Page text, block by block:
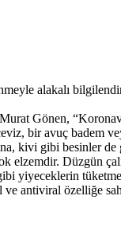
alakalı
Gönen,
bir avuç badem
kivi gibi besinler
elzemdir. Düzgün
antiviral özelliğe